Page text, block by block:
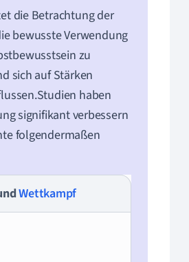
die Betrachtung der
bewusste Verwendung
zu
sich auf Stärken
haben
signifikant verbessern
folgendermaßen
Wettkampf